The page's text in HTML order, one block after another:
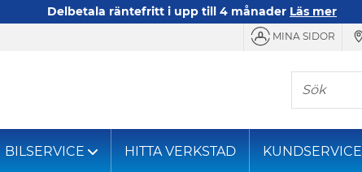
Delbetala räntefritt i upp till 4 månader Läs mer
MINA SIDOR
Sök
BILSERVICE HITTA VERKSTAD KUNDSERVICE